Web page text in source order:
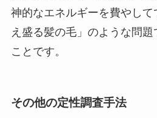
神的なエネルギーを費やし
え盛る髪の毛」のような問
ことです。
その他の定性調査手法